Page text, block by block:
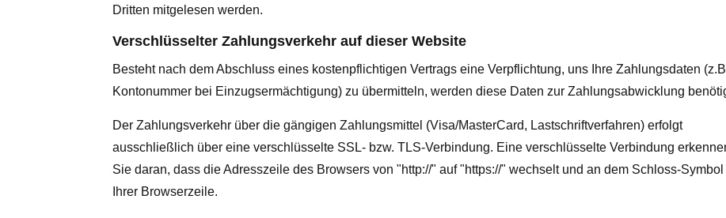
Dritten mitgelesen werden.
Verschlüsselter Zahlungsverkehr auf dieser Website
Besteht nach dem Abschluss eines kostenpflichtigen Vertrags eine Verpflichtung, uns Ihre Zahlungsdaten
Kontonummer bei Einzugsermächtigung) zu übermitteln, werden diese Daten zur Zahlungsabwicklung
Der Zahlungsverkehr über die gängigen Zahlungsmittel (Visa/MasterCard, Lastschriftverfahren) erfolgt
ausschließlich über eine verschlüsselte SSL- bzw. TLS-Verbindung. Eine verschlüsselte Verbindung
Sie daran, dass die Adresszeile des Browsers von "http://" auf "https://" wechselt und an dem Schloss-Symbol
Ihrer Browserzeile.